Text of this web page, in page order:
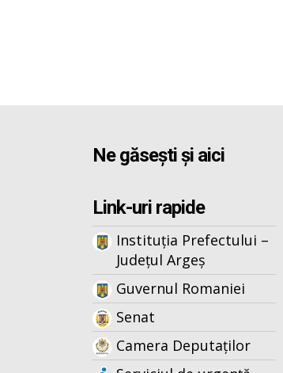
Ne găsești și aici
Link-uri rapide
Instituția Prefectului –
Județul Argeș
Guvernul Romaniei
Senat
Camera Deputaților